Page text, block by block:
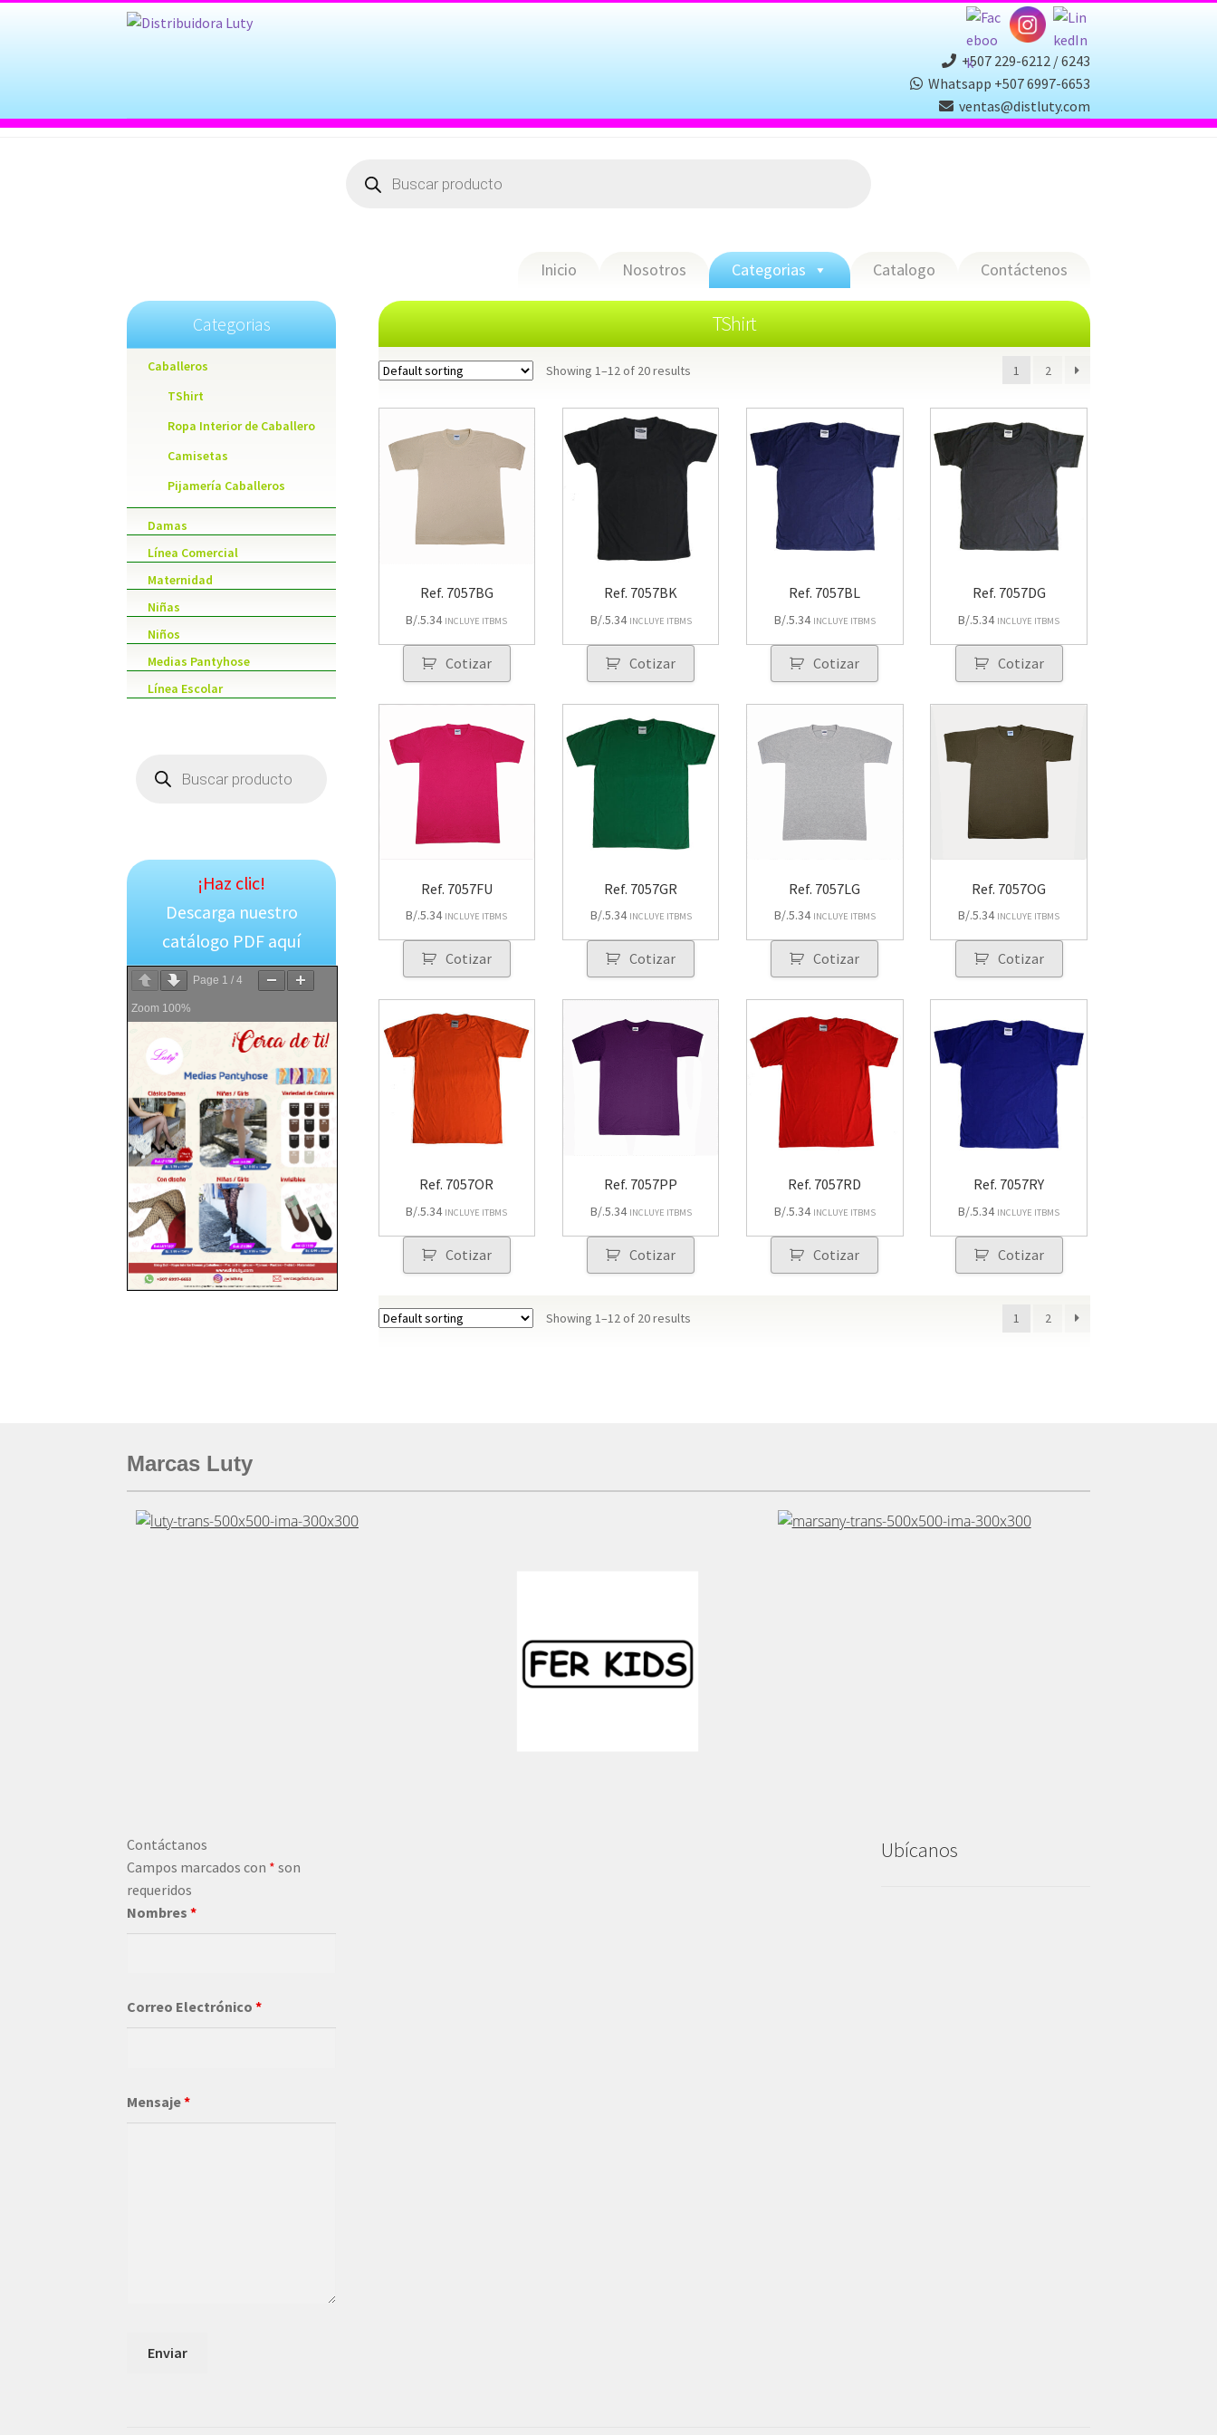
+507 229-6212 / 6243
Whatsapp +507 6997-6653
ventas@distluty.com
search
Inicio Nosotros Categorias Catalogo Contáctenos
TShirt
Showing 1–12 of 20 results 1 2
Ref. 7057BG
B/.5.34 INCLUYE ITBMS
Cotizar
Ref. 7057BK
B/.5.34 INCLUYE ITBMS
Cotizar
Ref. 7057BL
B/.5.34 INCLUYE ITBMS
Cotizar
Ref. 7057DG
B/.5.34 INCLUYE ITBMS
Cotizar
Ref. 7057FU
B/.5.34 INCLUYE ITBMS
Cotizar
Ref. 7057GR
B/.5.34 INCLUYE ITBMS
Cotizar
Ref. 7057LG
B/.5.34 INCLUYE ITBMS
Cotizar
Ref. 7057OG
B/.5.34 INCLUYE ITBMS
Cotizar
Ref. 7057OR
B/.5.34 INCLUYE ITBMS
Cotizar
Ref. 7057PP
B/.5.34 INCLUYE ITBMS
Cotizar
Ref. 7057RD
B/.5.34 INCLUYE ITBMS
Cotizar
Ref. 7057RY
B/.5.34 INCLUYE ITBMS
Cotizar
Showing 1–12 of 20 results 1 2
Categorias
Caballeros
TShirt
Ropa Interior de Caballero
Camisetas
Pijamería Caballeros
Damas
Línea Comercial
Maternidad
Niñas
Niños
Medias Pantyhose
Línea Escolar
search
¡Haz clic!
Descarga nuestro
catálogo PDF aquí
Page 1 /4
Zoom 100%
Marcas Luty
Contáctanos
Campos marcados con * son
requeridos
Nombres*
Correo Electrónico*
Mensaje*
Ubícanos